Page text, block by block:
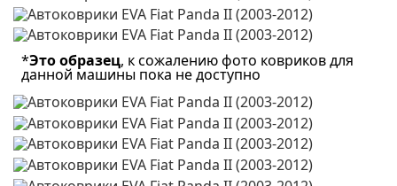
*Это образец, к сожалению фото ковриков для
данной машины пока не доступно